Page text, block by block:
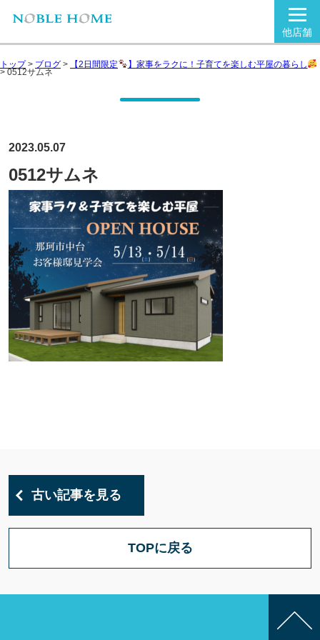
他店舗
トップ> ブログ > 【2日間限定 】家事をラクに！子育てを楽しむ平屋の暮らし
>0512サムネ
2023.05.07
0512サムネ
古い記事を見る
TOPに戻る